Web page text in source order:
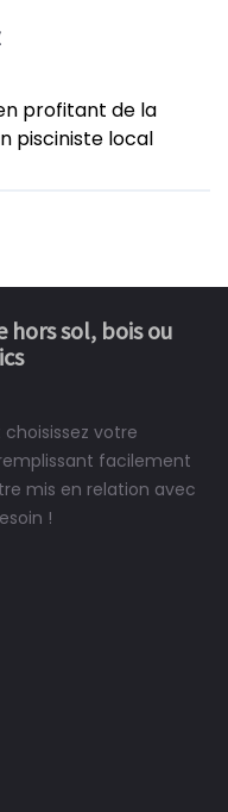
profitant de la
pisciniste local
hors sol, bois ou
votre
facilement
mis en relation avec
!